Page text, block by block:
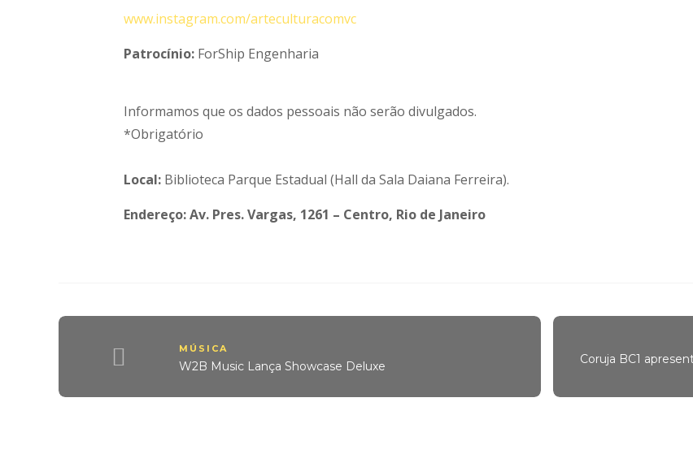
www.instagram.com/arteculturacomvc
Patrocínio: ForShip Engenharia
Informamos que os dados pessoais não serão divulgados.
*Obrigatório
Local: Biblioteca Parque Estadual (Hall da Sala Daiana Ferreira).
Endereço: Av. Pres. Vargas, 1261 – Centro, Rio de Janeiro
MÚSICA
W2B Music Lança Showcase Deluxe
Coruja BC1